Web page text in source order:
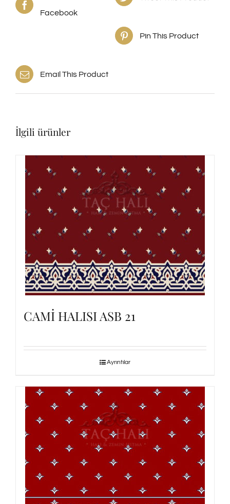
Facebook
Pin This Product
Email This Product
İlgili ürünler
CAMİ HALISI ASB 21
Ayrıntılar